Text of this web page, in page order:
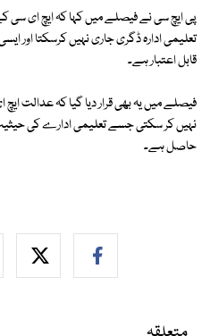
پی ایچ سی نے فیصلے میں کہا کہ ایچ ای سی کے
تعلیمی ادارہ ڈگری جاری نہیں کرسکتا اور
قابل اعتبار ہے۔
فیصلے میں یہ بھی قرار دیا گیا کہ عدالت
نہیں کر سکتی جسے تعلیمی ادارے کی حیثیت
حاصل ہے۔